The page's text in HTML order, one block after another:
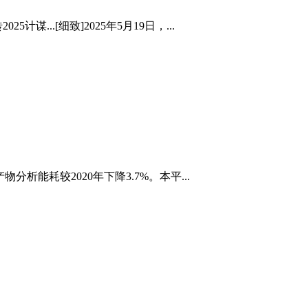
计谋...[细致]2025年5月19日，...
分析能耗较2020年下降3.7%。本平...